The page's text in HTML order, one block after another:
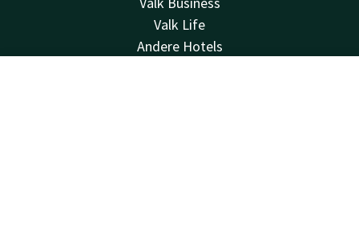
Valk Life
Andere Hotels